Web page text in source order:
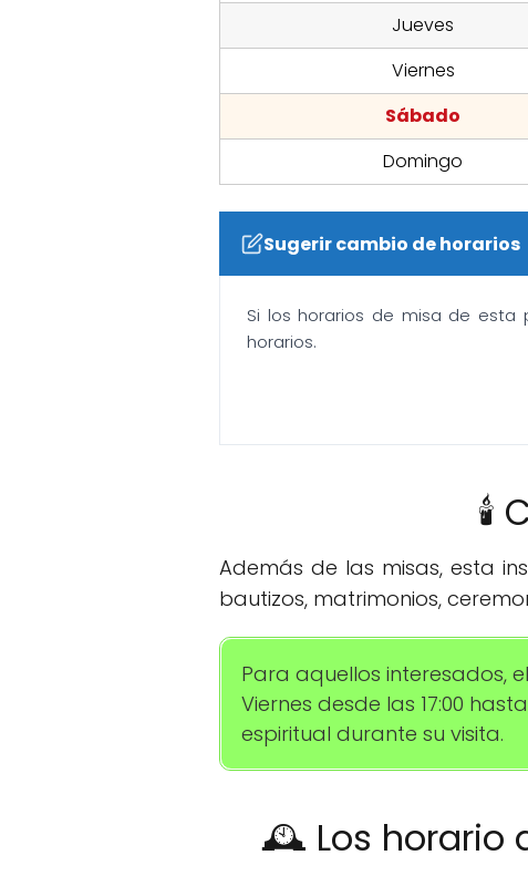
Jueves
Viernes
Sábado
Domingo
Sugerir cambio de horarios
Si los horarios de misa de esta
horarios.
🕯️
Además de las misas, esta
bautizos, matrimonios,
Para aquellos interesados,
Viernes desde las 17:00
espiritual durante su visita.
🕰️ Los horario